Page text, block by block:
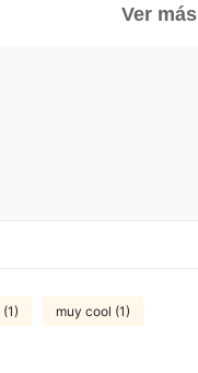
Ver más
muy cool (1)